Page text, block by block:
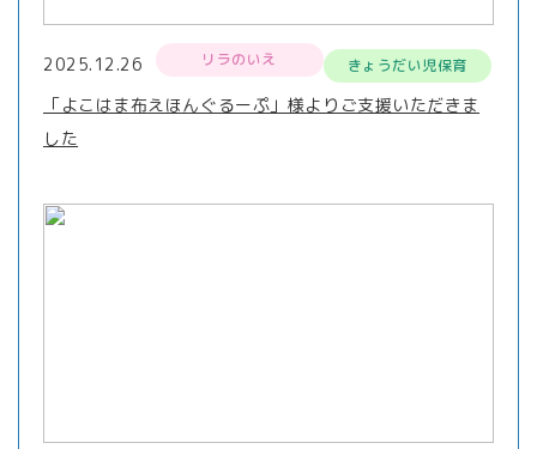
2025.12.26 リラのいえ きょうだい児保育
「よこはま布えほんぐるーぷ」様よりご支援いただきま
した